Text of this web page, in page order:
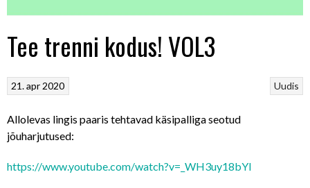
Tee trenni kodus! VOL3
Uudis
21. apr 2020
Allolevas lingis paaris tehtavad käsipalliga seotud
jõuharjutused:
https://www.youtube.com/watch?v=_WH3uy18bYI